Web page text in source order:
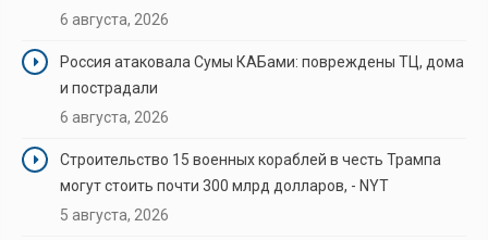
6 августа, 2026
Россия атаковала Сумы КАБами: повреждены ТЦ, дома
и пострадали
6 августа, 2026
Строительство 15 военных кораблей в честь Трампа
могут стоить почти 300 млрд долларов, - NYT
5 августа, 2026